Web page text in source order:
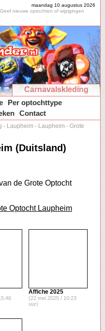
maandag 10 augustus 2026
nieuwe optochten of wijzigingen
Carnavalskleding
Per optochttype
Contact
- Laupheim - Laupheim - Grote
(Duitsland)
de Grote Optocht
Optocht Laupheim
Affiche 2025
(22 mei 2025 / 10:23
uur)